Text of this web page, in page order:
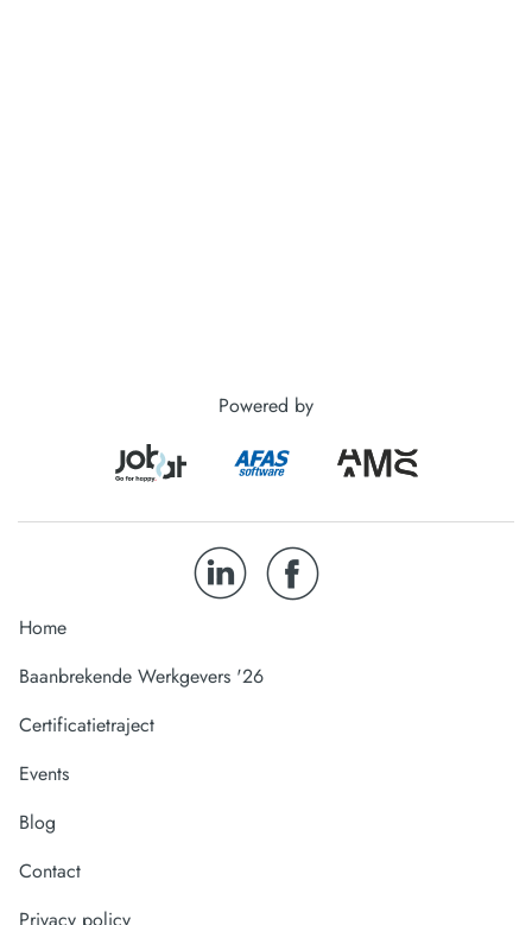
Powered by
Home
Baanbrekende Werkgevers '26
Certificatietraject
Events
Blog
Contact